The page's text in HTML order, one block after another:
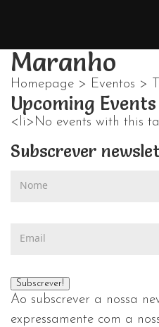
Pinhal
Maranho
Homepage > Eventos >
Upcoming Events
<li>No events with this
Subscrever
Ao subscrever a nossa
expressamente com a